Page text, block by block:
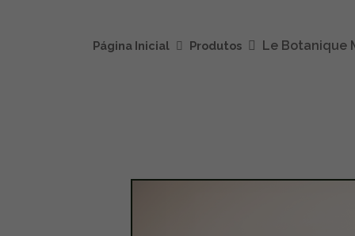
Página Inicial Produtos Le Botanique